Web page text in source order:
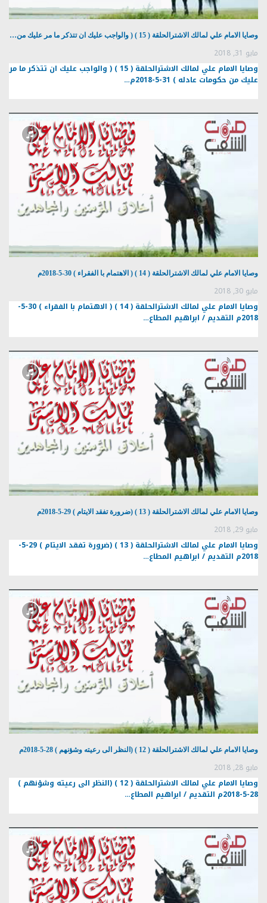
وصايا الامام علي لمالك الاشترالحلقة ( 15 ) ( والواجب عليك ان تتذكر ما مر عليك من…
مايو 31, 2018
وصايا الامام علي لمالك الاشترالحلقة ( 15 ) ( والواجب عليك ان تتذكر ما مر
عليك من حكومات عادله ) 31-5-2018م…
وصايا الامام علي لمالك الاشترالحلقة ( 14 ) ( الاهتمام با الفقراء ) 30-5-2018م
مايو 30, 2018
وصايا الامام علي لمالك الاشترالحلقة ( 14 ) ( الاهتمام با الفقراء ) 30-5-
2018م التقديم / ابراهيم المطاع…
وصايا الامام علي لمالك الاشترالحلقة ( 13 ) (ضرورة تفقد الايتام ) 29-5-2018م
مايو 29, 2018
وصايا الامام علي لمالك الاشترالحلقة ( 13 ) (ضرورة تفقد الايتام ) 29-5-
2018م التقديم / ابراهيم المطاع…
وصايا الامام علي لمالك الاشترالحلقة ( 12 ) (النظر الى رعيته وشؤنهم ) 28-5-2018م
مايو 28, 2018
وصايا الامام علي لمالك الاشترالحلقة ( 12 ) (النظر الى رعيته وشؤنهم )
28-5-2018م التقديم / ابراهيم المطاع…